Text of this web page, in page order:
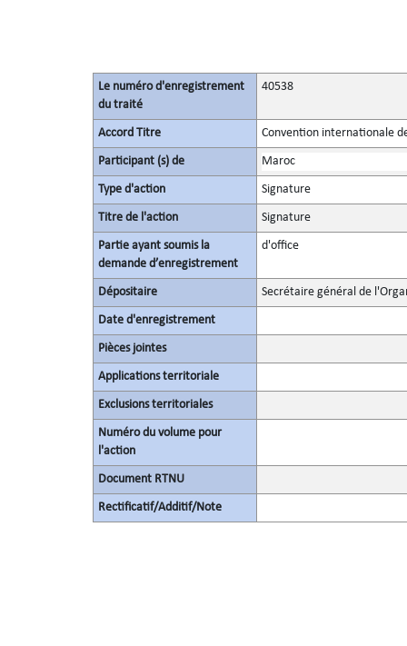
Le numéro d'enregistrement
du traité
40538
Accord Titre Convention internationale
Participant (s) de Maroc
Type d'action Signature
Titre de l'action Signature
Partie ayant soumis la
demande d’enregistrement
d'office
Dépositaire Secrétaire général de
Date d'enregistrement
Pièces jointes
Applications territoriale
Exclusions territoriales
Numéro du volume pour
l'action
Document RTNU
Rectificatif/Additif/Note